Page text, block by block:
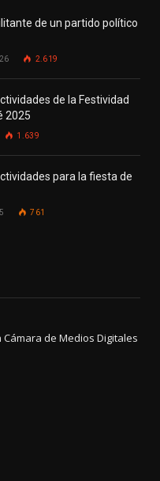
de un partido político
2.619
de la Festividad
2025
1.639
para la fiesta de
761
de Medios Digitales